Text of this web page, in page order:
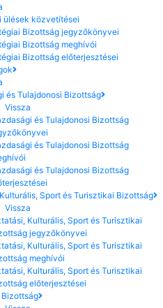
ülések közvetítései
Bizottság jegyzőkönyvei
Bizottság meghívói
Bizottság előterjesztései
és Tulajdonosi Bizottság
Vissza
és Tulajdonosi Bizottság
és Tulajdonosi Bizottság
és Tulajdonosi Bizottság
Sport és Turisztikai Bizottság
Vissza
Kulturális, Sport és Turisztikai
jegyzőkönyvei
Kulturális, Sport és Turisztikai
meghívói
Kulturális, Sport és Turisztikai
előterjesztései